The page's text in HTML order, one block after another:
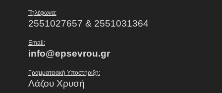
Τηλέφωνα:
2551027657 & 2551031364
Email:
info@epsevrou.gr
Γραμματειακή Υποστήριξη:
Λάζου Χρυσή